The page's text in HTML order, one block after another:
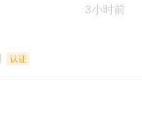
3小时前
认证